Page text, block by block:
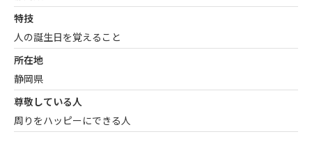
特技
人の誕生日を覚えること
所在地
静岡県
尊敬している人
周りをハッピーにできる人